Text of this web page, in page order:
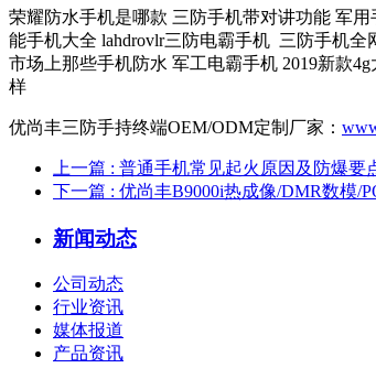
荣耀防水手机是哪款 三防手机带对讲功能 军
能手机大全 lahdrovlr三防电霸手机 三防手机
市场上那些手机防水 军工电霸手机 2019新款
样
优尚丰三防手持终端OEM/ODM定制厂家：
上一篇 : 普通手机常见起火原因及防爆要
下一篇 : 优尚丰B9000i热成像/DMR数模/
新闻动态
公司动态
行业资讯
媒体报道
产品资讯